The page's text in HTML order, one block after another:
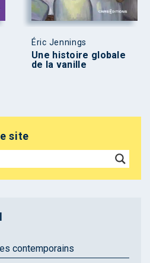
Éric Jennings
Une histoire globale
de la vanille
site
contemporains